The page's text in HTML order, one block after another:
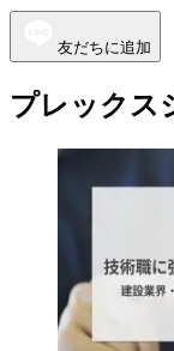
友だちに追加
プレックス